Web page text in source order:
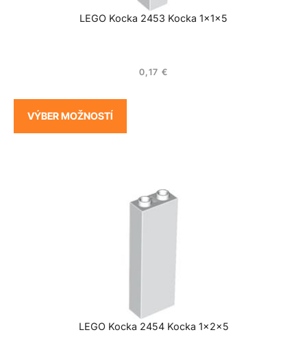
LEGO Kocka 2453 Kocka 1x1x5
0,17 €
VÝBER MOŽNOSTÍ
LEGO Kocka 2454 Kocka 1x2x5